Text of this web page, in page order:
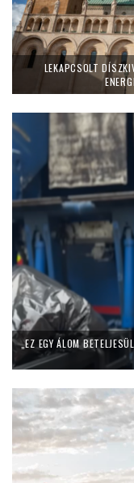
LEKAPCSOLT
„EZ EGY ÁLOM